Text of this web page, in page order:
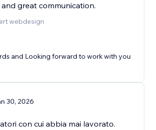
great communication.
webdesign
and Looking forward to work with you
30, 2026
con cui abbia mai lavorato.